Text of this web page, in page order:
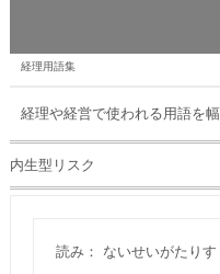
経理用語集
経理や経営で使われる用語を
内生型リスク
読み： ないせいがたりす